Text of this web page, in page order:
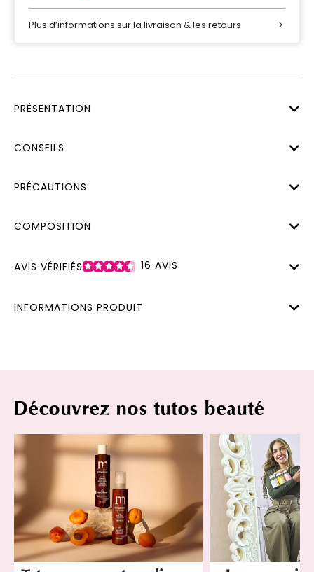
Plus d’informations sur la livraison & les retours
PRÉSENTATION
CONSEILS
PRÉCAUTIONS
COMPOSITION
AVIS VÉRIFIÉS 16 AVIS
INFORMATIONS PRODUIT
Découvrez nos tutos beauté